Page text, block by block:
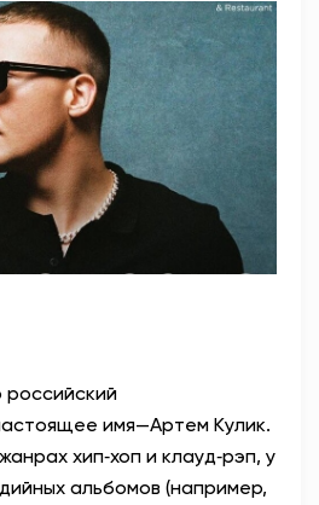
российский
имя—Артем Кулик.
хип‑хоп и клауд‑рэп, у
альбомов (например,